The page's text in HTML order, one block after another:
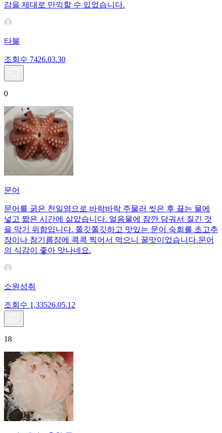
감을 제대로 만끽할 수 있었습니다.
타블
조회수 7426.03.30
0
문어
문어를 굵은 천일염으로 바락바락 주물러 씻은 후 끓는 물에
넣고 짧은 시간에 삶았습니다. 얼음물에 잠깐 담궈서 질긴 것
을 막기 위함입니다. 쫄깃쫄깃하고 맛있는 문어 숙회를 초고추
장이나 참기름장에 콕콕 찍어서 먹으니 꿀맛이었습니다.문어
의 식감이 좋아 맛나네요.
소원성취
조회수 1,33526.05.12
18